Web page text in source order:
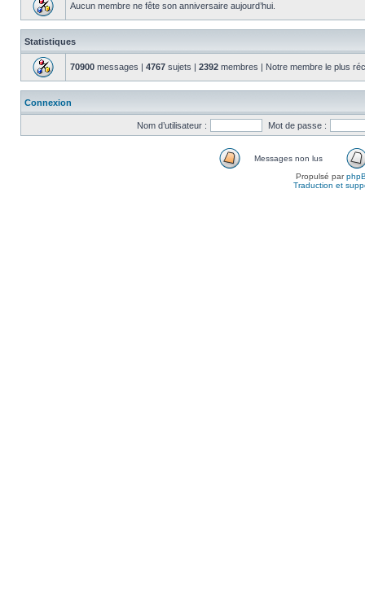
Aucun membre ne fête son anniversaire aujourd’hui.
Statistiques
70900 messages | 4767 sujets | 2392 membres | Notre membre le plus
Connexion
Nom d’utilisateur : Mot de passe :
Messages non lus
Propulsé par
Traduction et